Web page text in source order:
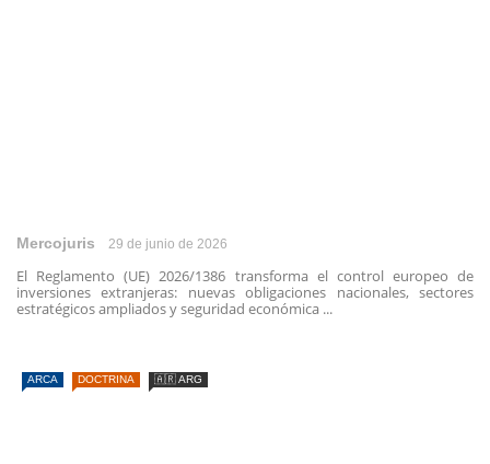
Mercojuris 29 de junio de 2026
El Reglamento (UE) 2026/1386 transforma el control europeo de
inversiones extranjeras: nuevas obligaciones nacionales, sectores
estratégicos ampliados y seguridad económica ...
ARCA DOCTRINA 🇦🇷 ARG